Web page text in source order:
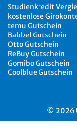
Studienkredit
kostenlose
temu Gutschein
Babbel Gutschein
Otto Gutschein
ReBuy Gutschein
Gomibo Gutschein
Coolblue Gutschein
© 2026